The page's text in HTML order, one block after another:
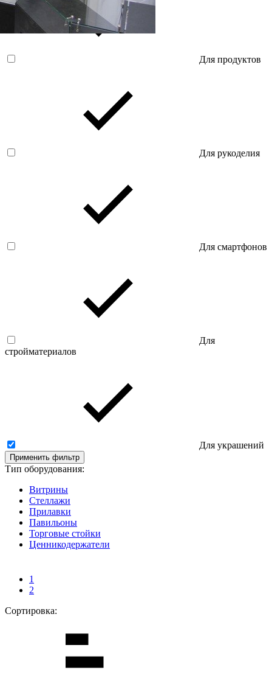
Для продуктов
Для рукоделия
Для смартфонов
Для
стройматериалов
Для украшений
Применить фильтр
Тип оборудования:
Витрины
Стеллажи
Прилавки
Павильоны
Торговые стойки
Ценникодержатели
1
2
Сортировка: